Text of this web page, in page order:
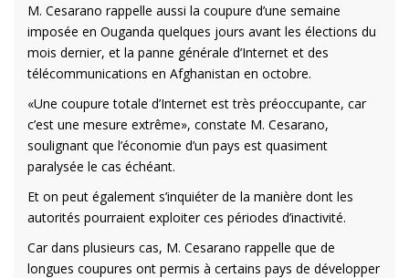
M. Cesarano rappelle aussi la coupure d’une semaine
imposée en Ouganda quelques jours avant les élections du
mois dernier, et la panne générale d’Internet et des
télécommunications en Afghanistan en octobre.
«Une coupure totale d’Internet est très préoccupante, car
c’est une mesure extrême», constate M. Cesarano,
soulignant que l’économie d’un pays est quasiment
paralysée le cas échéant.
Et on peut également s’inquiéter de la manière dont les
autorités pourraient exploiter ces périodes d’inactivité.
Car dans plusieurs cas, M. Cesarano rappelle que de
longues coupures ont permis à certains pays de développer